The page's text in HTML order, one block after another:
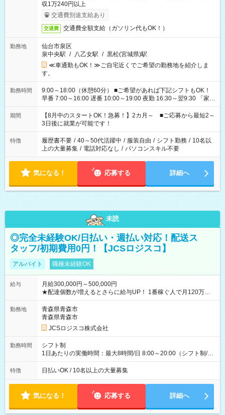
収1万240円以上
交通費別途支給あり
交通費 交通費全額支給（ガソリン代もOK！）
勤務地
仙台市泉区
泉中央駅 / 八乙女駅 / 黒松(宮城県)駅
≪車通勤もOK！≫ご自宅近くでご希望の勤務地を紹介しま
す。
勤務時間
9:00～18:00（休憩60分） ■ご希望があれば下記シフトもOK！
早番 7:00～16:00 遅番 10:00～19:00 夜勤 16:30～翌9:30 「家族
と休みを合わせたい」 「余裕を持って夕飯の準備がしたい」
「できれば残業はしたくない」 など、ご希望を教えてください
ね。 ※Wワーク希望の方へ 今ご覧のお仕事で希望する勤務時間
と、もう1つのお仕事の勤務時間。 合計で週40時間を超える場
合は応募できません。
期間
【8月中のスタートOK！急募！】2カ月～ ■ご応募から最短2～
3日後に就業が可能です！
特徴 履歴書不要 / 40～50代活躍中 / 服装自由 / シフト勤務 / 10名以
上の大量募集 / 電話対応なし / パソコンスキル不要
気になる！ 応募する 詳細へ
未読
◎完全未経験OK/日払い・週払い対応！配送ス
タッフ/初期費用0円！【JCSロジスコ】
アルバイト 職種未経験OK
給与
月給300,000円～500,000円
★配達個数が増えるとさらに給与UP！ 1番稼ぐ人で月120万ほ
ど！ ・主要都市エリア 月収55万円／週5日稼働 月収65万~112
万円／週6日稼働 ・地方郊外エリア 月収40万円／週5日稼働 月
収40万円~50万円／週6日稼働 ＜モデルイメージ＞ ■月収50万
円 (27歳男性/江東区在住)※元建築関係 1日150個配達×25日勤務
(日休み) ■月収80万円(43歳男性/墨田区在住)※元営業 1日200個
勤務地
青森県青森市
青森県青森市
JCSロジスコ株式会社
勤務時間
シフト制
1日あたりの実働時間：最大8時間/日 8:00～20:00（シフト制/実
働8時間） ※週5日勤務（場所次第では週4も有り） ※配達状況
によって時間外での勤務可能性有り ※案件により多少の前後あ
特徴 日払いOK / 10名以上の大量募集
気になる！ 応募する 詳細へ